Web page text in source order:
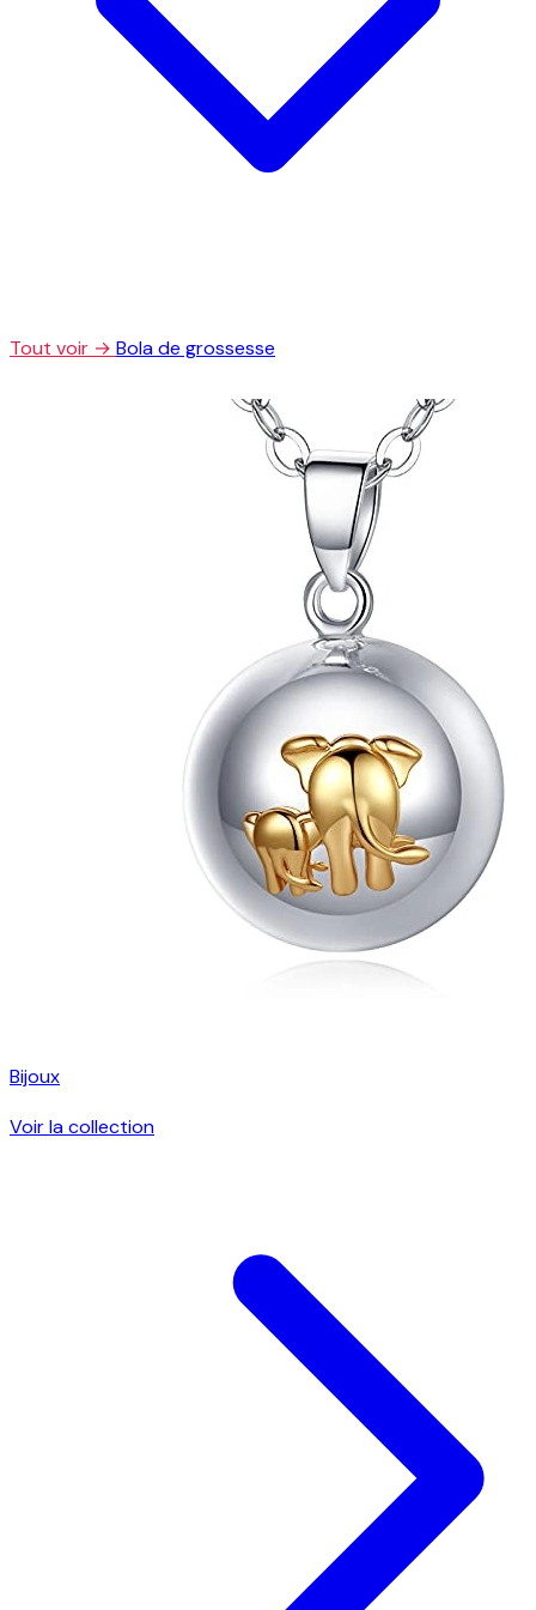
Tout voir → Bola de grossesse
Bijoux
Voir la collection